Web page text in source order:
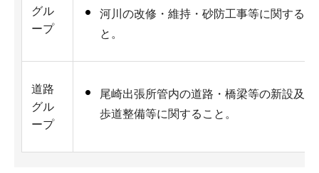
グル
ープ
河川の改修・維持・砂防工事等に関するこ
と。
道路
グル
ープ
尾崎出張所管内の道路・橋梁等の新設及び
歩道整備等に関すること。